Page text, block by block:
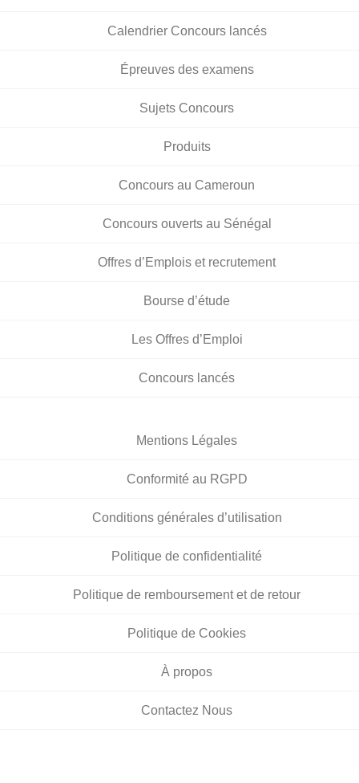
Calendrier Concours lancés
Épreuves des examens
Sujets Concours
Produits
Concours au Cameroun
Concours ouverts au Sénégal
Offres d’Emplois et recrutement
Bourse d’étude
Les Offres d’Emploi
Concours lancés
Mentions Légales
Conformité au RGPD
Conditions générales d’utilisation
Politique de confidentialité
Politique de remboursement et de retour
Politique de Cookies
À propos
Contactez Nous